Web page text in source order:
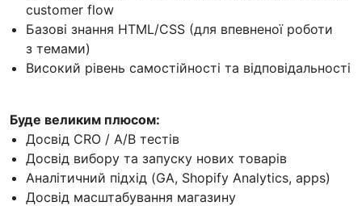
customer flow
Базові знання HTML/CSS (для впевненої роботи
з темами)
Високий рівень самостійності та відповідальності
Буде великим плюсом:
Досвід CRO / A/B тестів
Досвід вибору та запуску нових товарів
Аналітичний підхід (GA, Shopify Analytics, apps)
Досвід масштабування магазину